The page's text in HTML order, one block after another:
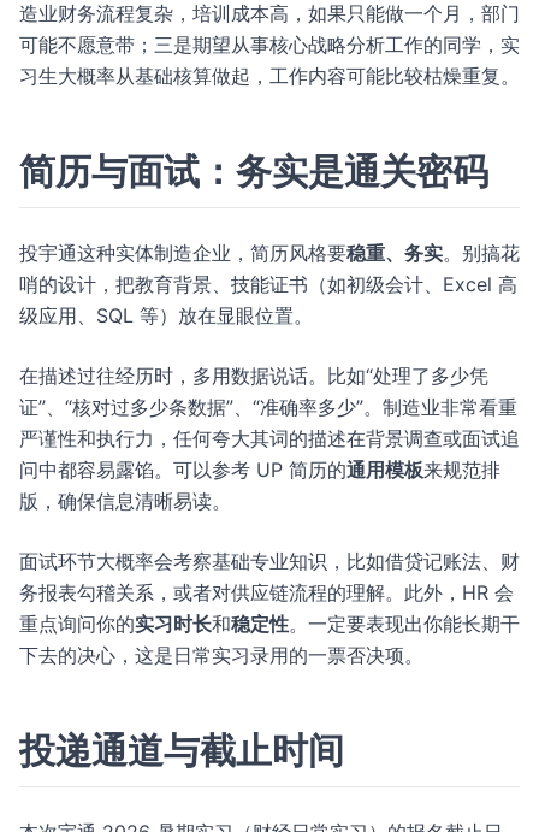
造业财务流程复杂，培训成本高，如果只能做一个月，部门
可能不愿意带；三是期望从事核心战略分析工作的同学，实
习生大概率从基础核算做起，工作内容可能比较枯燥重复。
简历与面试：务实是通关密码
投宇通这种实体制造企业，简历风格要稳重、务实。别搞花
哨的设计，把教育背景、技能证书（如初级会计、Excel 高
级应用、SQL 等）放在显眼位置。
在描述过往经历时，多用数据说话。比如“处理了多少凭
证”、“核对过多少条数据”、“准确率多少”。制造业非常看重
严谨性和执行力，任何夸大其词的描述在背景调查或面试追
问中都容易露馅。可以参考 UP 简历的通用模板来规范排
版，确保信息清晰易读。
面试环节大概率会考察基础专业知识，比如借贷记账法、财
务报表勾稽关系，或者对供应链流程的理解。此外，HR 会
重点询问你的实习时长和稳定性。一定要表现出你能长期干
下去的决心，这是日常实习录用的一票否决项。
投递通道与截止时间